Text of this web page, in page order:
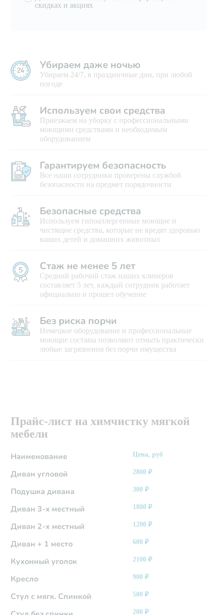
скидках и акциях
Убираем даже ночью
Убираем 24/7, в праздничные дни, при любой
погоде
Используем свои средства
Приезжаем на уборку с профессиональными
моющими средствами и необходимым
оборудованием
Гарантируем безопасность
Все наши сотрудники проверены службой
безопасности на предмет порядочности
Безопасные средства
Используем гипоаллергенные моющие и
чистящие средства, которые не вредят здоровью
ваших детей и домашних животных
Стаж не менее 5 лет
Средний рабочий стаж наших клинеров
составляет 5 лет, каждый сотрудник работает
официально и прошел обучение
Без риска порчи
Немецкое оборудование и профессиональные
моющие составы позволяют отмыть практически
любые загрязнения без порчи имущества
Прайс-лист на химчистку мягкой
мебели
Наименование Цена, руб
Диван угловой 2800 ₽
Подушка дивана 300 ₽
Диван 3-х местный 1800 ₽
Диван 2-х местный 1200 ₽
Диван + 1 место 600 ₽
Кухонный уголок 2100 ₽
Кресло 900 ₽
Стул с мягк. Спинкой 500 ₽
200 ₽